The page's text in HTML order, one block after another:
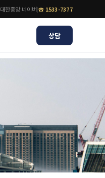
한중앙 네이버|☎ 1533-7377
상담
슈어